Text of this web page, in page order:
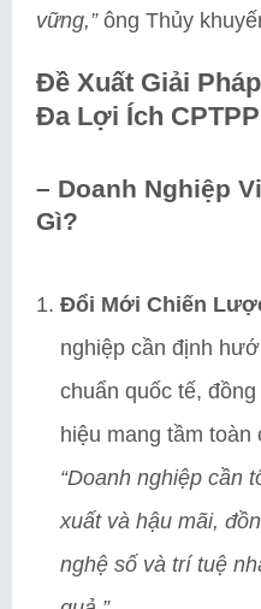
vững,”ông Thủy
Đề Xuất Giải
Đa Lợi Ích CPTPP
– Doanh Nghiệp
Gì?
Đổi Mới Chiến
nghiệp cần định
chuẩn quốc tế,
hiệu mang tầm
“Doanh nghiệp cần
xuất và hậu mãi,
nghệ số và trí tuệ